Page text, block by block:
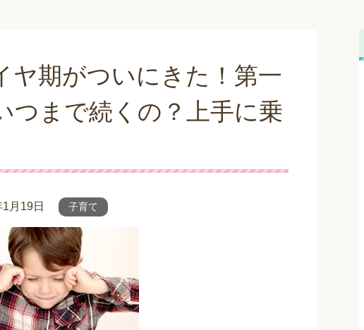
ヤ期がついにきた！第一
つまで続くの？上手に乗
月19日 子育て